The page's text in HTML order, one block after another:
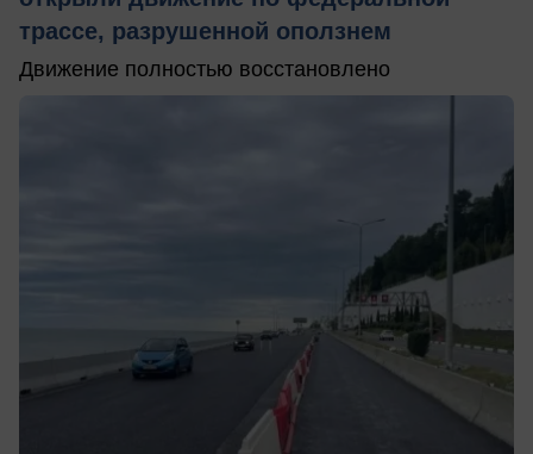
трассе, разрушенной оползнем
Движение полностью восстановлено